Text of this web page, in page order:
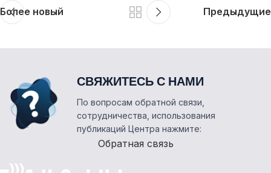
Более новый Предыдущие
СВЯЖИТЕСЬ С НАМИ
По вопросам обратной связи,
сотрудничества, использования
публикаций Центра нажмите:
Обратная связь